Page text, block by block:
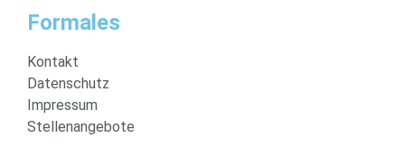
Formales
Kontakt
Datenschutz
Impressum
Stellenangebote